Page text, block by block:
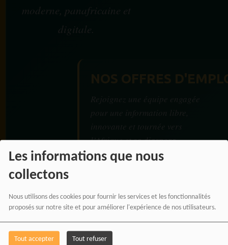
Les informations que nous
collectons
Nous utilisons des cookies pour fournir les services et les fonctionnalités
proposés sur notre site et pour améliorer l'expérience de nos utilisateurs.
Tout accepter Tout refuser
moderne, panafricaine et
digitale.
l’Afrique et sa diaspora.
RADIOTAMTAM
AFRICA — LA PAROLE
EST UNE FORCE